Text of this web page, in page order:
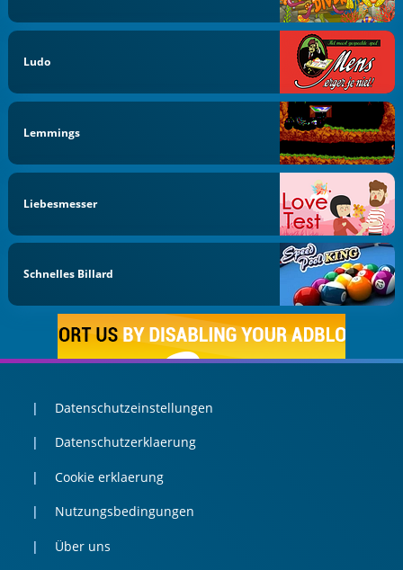
Ludo
Lemmings
Liebesmesser
Schnelles Billard
Datenschutzeinstellungen
Datenschutzerklaerung
Cookie erklaerung
Nutzungsbedingungen
Über uns